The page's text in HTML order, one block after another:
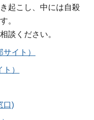
起こし、中には自殺
。
談ください。
イト）
）
口)